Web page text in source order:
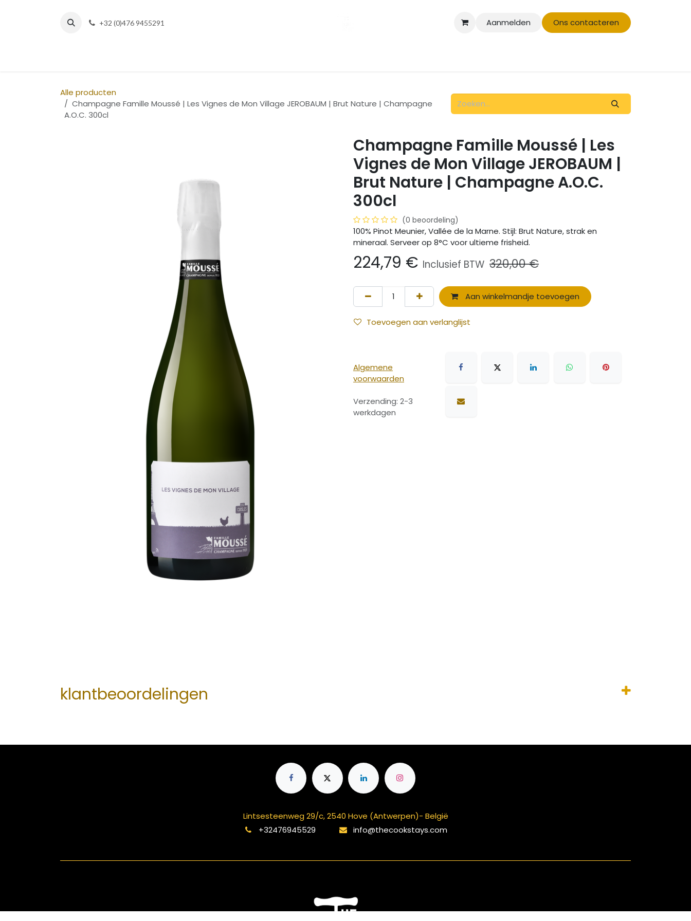
+32 (0)476 9455291 Aanmelden Ons contacteren
Alle producten
Champagne Famille Moussé | Les Vignes de Mon Village JEROBAUM | Brut Nature | Champagne
A.O.C. 300cl
Champagne Famille Moussé | Les
Vignes de Mon Village JEROBAUM |
Brut Nature | Champagne A.O.C.
300cl
(0 beoordeling)
100% Pinot Meunier, Vallée de la Marne. Stijl: Brut Nature, strak en
mineraal. Serveer op 8°C voor ultieme frisheid.
224,79 € Inclusief BTW 320,00€
Aan winkelmandje toevoegen
Toevoegen aan verlanglijst
Algemene
voorwaarden
Verzending: 2-3
werkdagen
klantbeoordelingen
Lintsesteenweg 29/c, 2540 Hove (Antwerpen)- België
+32476945529
info@thecookstays.com